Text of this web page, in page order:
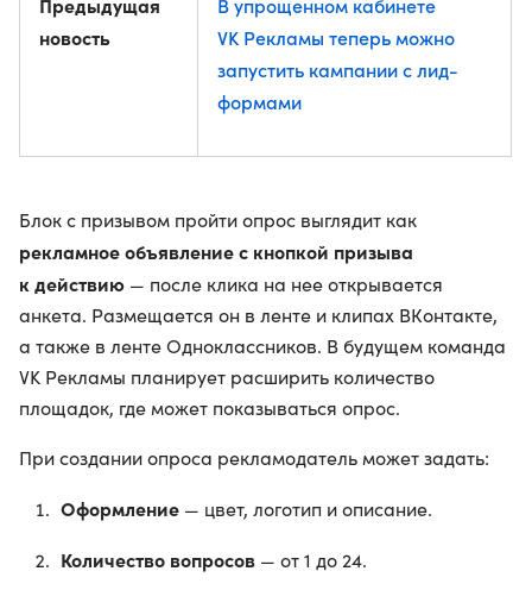
новость
VK Рекламы теперь можно
запустить кампании с лид-
формами
Блок с призывом пройти опрос выглядит как
рекламное объявление с кнопкой призыва
к действию — после клика на нее открывается
анкета. Размещается он в ленте и клипах ВКонтакте,
а также в ленте Одноклассников. В будущем команда
VK Рекламы планирует расширить количество
площадок, где может показываться опрос.
При создании опроса рекламодатель может задать:
Оформление — цвет, логотип и описание.
Количество вопросов — от 1 до 24.